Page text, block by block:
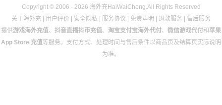
Copyright © 2006 - 2026 海外充HaiWaiChong.All Rights Reserved
关于海外充
用户评价 安全隐私 服务协议 免责声明 退款服务
售后服务
提供游戏海外充值、 抖音直播抖币充值、 淘宝支付宝海外代付、 微信游戏代付和 苹果
App Store 充值等服务。支付方式、处理时间与售后条件以商品页及结算页实际说明
为准。